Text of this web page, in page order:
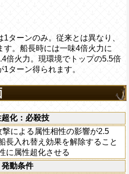
ターンのみ。従来とは異なり、
。船長時には一味4倍火力に
倍火力。現環境でトップの5.5倍
ターン得られます。
超化：必殺技
による属性相性の影響が2.5
長入れ替え効果を解除すること
に属性超化させる
発動条件